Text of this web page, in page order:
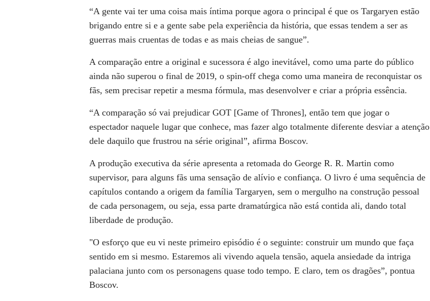
“A gente vai ter uma coisa mais íntima porque agora o principal é que os Targaryen estão
brigando entre si e a gente sabe pela experiência da história, que essas tendem a ser as
guerras mais cruentas de todas e as mais cheias de sangue”.
A comparação entre a original e sucessora é algo inevitável, como uma parte do público
ainda não superou o final de 2019, o spin-off chega como uma maneira de reconquistar os
fãs, sem precisar repetir a mesma fórmula, mas desenvolver e criar a própria essência.
“A comparação só vai prejudicar GOT [Game of Thrones], então tem que jogar o
espectador naquele lugar que conhece, mas fazer algo totalmente diferente desviar a atenção
dele daquilo que frustrou na série original”, afirma Boscov.
A produção executiva da série apresenta a retomada do George R. R. Martin como
supervisor, para alguns fãs uma sensação de alívio e confiança. O livro é uma sequência de
capítulos contando a origem da família Targaryen, sem o mergulho na construção pessoal
de cada personagem, ou seja, essa parte dramatúrgica não está contida ali, dando total
liberdade de produção.
"O esforço que eu vi neste primeiro episódio é o seguinte: construir um mundo que faça
sentido em si mesmo. Estaremos ali vivendo aquela tensão, aquela ansiedade da intriga
palaciana junto com os personagens quase todo tempo. E claro, tem os dragões”, pontua
Boscov.